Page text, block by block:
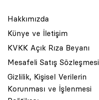
Hakkımızda
Künye ve İletişim
KVKK Açık Rıza Beyanı
Mesafeli Satış Sözleşmesi
Gizlilik, Kişisel Verilerin
Korunması ve İşlenmesi